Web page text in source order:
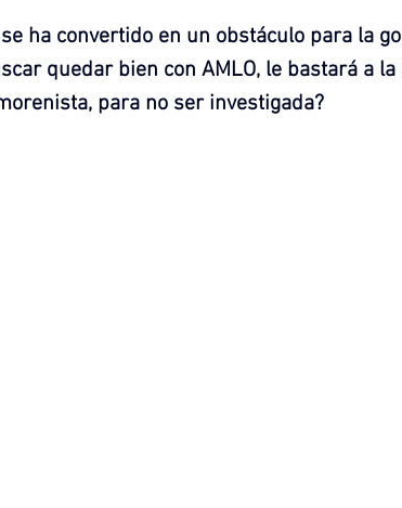
ha convertido en un obstáculo para la
quedar bien con AMLO, le bastará a
para no ser investigada?